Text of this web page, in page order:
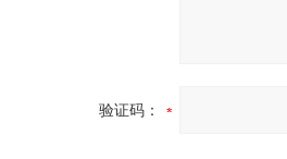
验证码：